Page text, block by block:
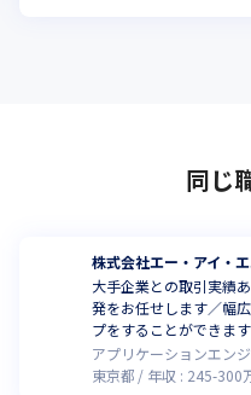
同じ
株式会社エー・アイ・
大手企業との取引実績
発をお任せします／幅
プをすることができます
アプリケーションエン
東京都
年収 : 245-300